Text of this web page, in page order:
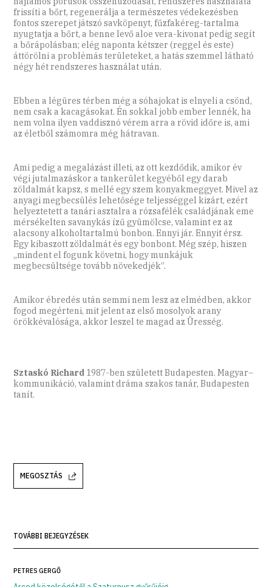
frissíti a bőrt, regenerálja a természetes védekezésben
fontos szerepet játszó savköpenyt, fűzfakéreg-tartalma
nyugtatja a bőrt, a benne levő aloe vera-kivonat pedig segít
a bőrápolásban; elég naponta kétszer (reggel és este)
áttörölni a problémás területeket, a hatás szemmel látható
négy hét rendszeres használat után.
Ebben a légüres térben még a sóhajokat is elnyeli a csönd,
nem csak a kacagásokat. Én sokkal jobb ember lennék, ha
nem volna ilyen vaddisznó vérem arra a rövid időre is, ami
az életből számomra még hátravan.
Ami pedig a megalázást illeti, az ott kezdődik, amikor év
végi jutalmazáskor a tankerület kegyéből egy darab
zöldalmát kapsz, s mellé egy szem konyakmeggyet. Mivel az
anyagi megbecsülés lehetősége teljességgel kizárt, ezért
helyeztetett a tanári asztalra a rózsafélék családjának eme
mérsékelten savanykás ízű gyümölcse, valamint ez az
alacsony alkoholtartalmú bonbon. Ennyi jár. Ennyit érsz.
Egy kibaszott zöldalmát és egy bonbont. Még szép, hiszen
„mindent el fogunk követni, hogy munkájuk
megbecsültsége tovább növekedjék”.
Amikor ébredés után semmi nem lesz az elmédben, akkor
fogod megérteni, mit jelent az első mosolyok arany
örökkévalósága, akkor leszel te magad az Üresség.
Sztaskó Richard 1987-ben született Budapesten. Magyar–
kommunikáció, valamint dráma szakos tanár, Budapesten
tanít.
MEGOSZTÁS
TOVÁBBI BEJEGYZÉSEK
PETRES GERGŐ